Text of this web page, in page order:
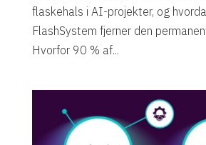
flaskehals i AI-projekter, og
FlashSystem fjerner den
Hvorfor 90 % af...